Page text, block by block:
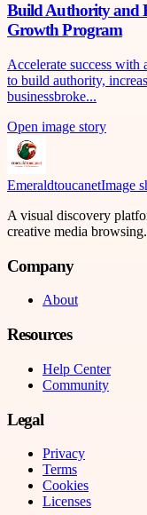
Build Authority and
Growth Program
Accelerate success with
to build authority,
businessbroke...
Open image story
EmeraldtoucanetImage
A visual discovery
creative media browsing.
Company
About
Resources
Help Center
Community
Legal
Privacy
Terms
Cookies
Licenses